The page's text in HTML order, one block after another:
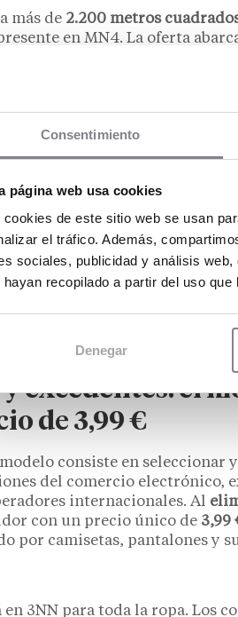
Consentimiento
página web usa cookies
cookies de este sitio web se usan
el tráfico. Además,
sociales, publicidad y análisis
hayan recopilado a partir del uso
Denegar
más de 2.200 metros
en MN4. La oferta
3NN?
promovida por un grupo de
de moda, entre ellos Daniel
Marks, de acuerdo con
a cabo en unas instalaciones
es recepcionada,
los productosse
para gestionar
excedentes: el
de 3,99 €
consiste en seleccionar
del comercio electrónico,
internacionales. Al
con un precio único de 3,99
por camisetas, pantalones y
3NN para toda la ropa. Los